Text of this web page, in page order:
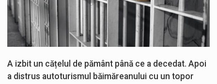
A izbit un cățelul de pământ până ce a decedat. Apoi
a distrus autoturismul băimăreanului cu un topor